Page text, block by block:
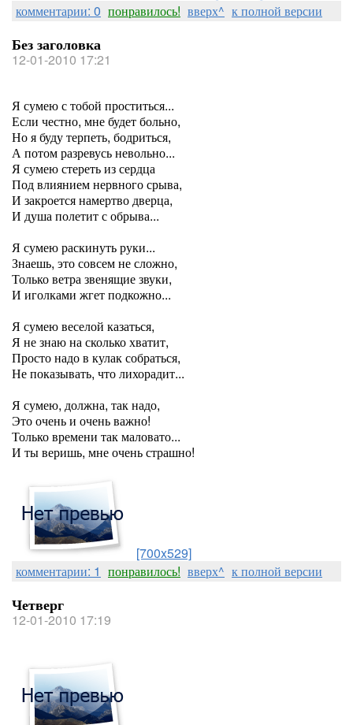
комментарии: 0 понравилось! вверх^ к полной версии
Без заголовка
12-01-2010 17:21
Я сумею с тобой проститься...
Если честно, мне будет больно,
Но я буду терпеть, бодриться,
А потом разревусь невольно...
Я сумею стереть из сердца
Под влиянием нервного срыва,
И закроется намертво дверца,
И душа полетит с обрыва...
Я сумею раскинуть руки...
Знаешь, это совсем не сложно,
Только ветра звенящие звуки,
И иголками жгет подкожно...
Я сумею веселой казаться,
Я не знаю на сколько хватит,
Просто надо в кулак собраться,
Не показывать, что лихорадит...
Я сумею, должна, так надо,
Это очень и очень важно!
Только времени так маловато...
И ты веришь, мне очень страшно!
[700x529]
комментарии: 1 понравилось! вверх^ к полной версии
Четверг
12-01-2010 17:19